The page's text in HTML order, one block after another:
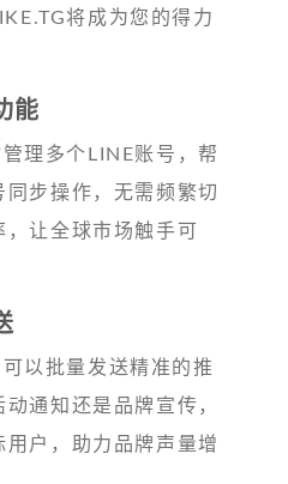
将成为您的得力
能
理多个LINE账号，帮
同步操作，无需频繁切
让全球市场触手可
以批量发送精准的推
通知还是品牌宣传，
户，助力品牌声量增